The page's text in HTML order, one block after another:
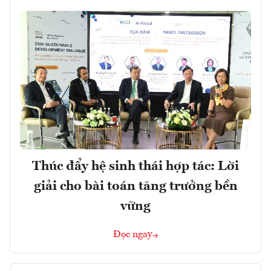
Thúc đẩy hệ sinh thái hợp tác: Lời
giải cho bài toán tăng trưởng bền
vững
Đọc ngay